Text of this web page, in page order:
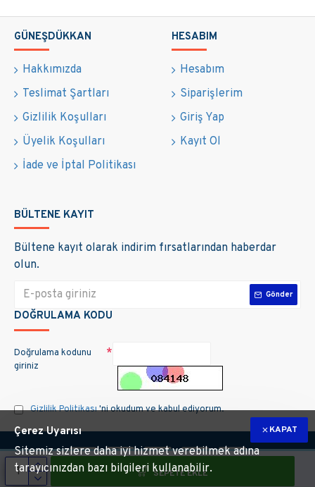
SEPETE EKLE
GÜNEŞDÜKKAN
Hakkımızda
Teslimat Şartları
Gizlilik Koşulları
Üyelik Koşulları
İade ve İptal Politikası
HESABIM
Hesabım
Siparişlerim
Giriş Yap
Kayıt Ol
BÜLTENE KAYIT
Bültene kayıt olarak indirim fırsatlarından haberdar
olun.
Gönder
DOĞRULAMA KODU
Doğrulama kodunu
giriniz
Gizlilik Politikası'ni okudum ve kabul ediyorum.
hakları saklıdır. Site üzerinde kullanılan markalara ait tüm materyallerin telif
KAPAT
Çerez Uyarısı
Sitemiz sizlere daha iyi hizmet verebilmek adına
tarayıcınızdan bazı bilgileri kullanabilir.